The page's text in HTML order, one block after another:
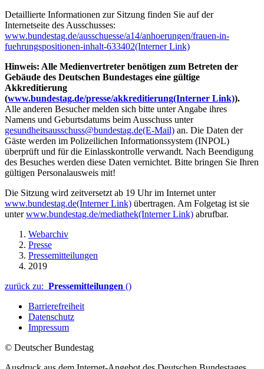
Detaillierte Informationen zur Sitzung finden Sie auf der
Internetseite des Ausschusses:
www.bundestag.de/ausschuesse/a14/anhoerungen/frauen-in-
fuehrungspositionen-inhalt-633402(Interner Link)
Hinweis: Alle Medienvertreter benötigen zum Betreten der
Gebäude des Deutschen Bundestages eine gültige
Akkreditierung
(www.bundestag.de/presse/akkreditierung(Interner Link)).
Alle anderen Besucher melden sich bitte unter Angabe ihres
Namens und Geburtsdatums beim Ausschuss unter
gesundheitsausschuss@bundestag.de(E-Mail) an. Die Daten der
Gäste werden im Polizeilichen Informationssystem (INPOL)
überprüft und für die Einlasskontrolle verwandt. Nach Beendigung
des Besuches werden diese Daten vernichtet. Bitte bringen Sie Ihren
gültigen Personalausweis mit!
Die Sitzung wird zeitversetzt ab 19 Uhr im Internet unter
www.bundestag.de(Interner Link) übertragen. Am Folgetag ist sie
unterwww.bundestag.de/mediathek(Interner Link) abrufbar.
Webarchiv
Presse
Pressemitteilungen
2019
zurück zu: Pressemitteilungen ()
Barrierefreiheit
Datenschutz
Impressum
© Deutscher Bundestag